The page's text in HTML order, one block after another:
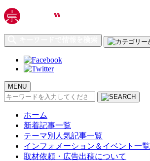
MENU
検
ホーム
新着記事一覧
テーマ別人気記事一覧
インフォメーション＆イベント一覧
取材依頼・広告出稿について